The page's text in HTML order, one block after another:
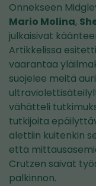
Onnekseen
Mario Molina,
julkaisivat
Artikkelissa
vaarantaa
suojelee meitä
vähätteli
tutkijoita
alettiin kuitenkin
että
Crutzen saivat
palkinnon.